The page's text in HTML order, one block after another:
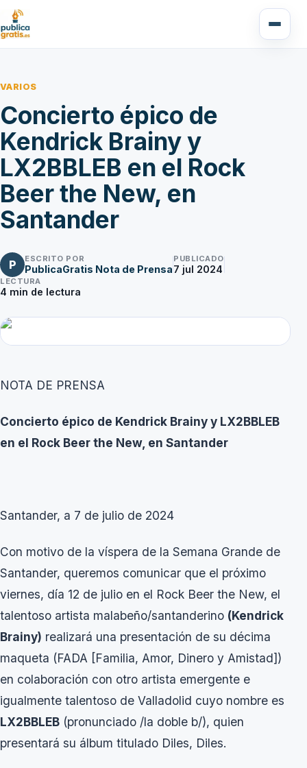
VARIOS
Concierto épico de
Kendrick Brainy y
LX2BBLEB en el Rock
Beer the New, en
Santander
P ESCRITO POR
PublicaGratis Nota de Prensa
PUBLICADO
7 jul 2024
LECTURA
4 min de lectura
NOTA DE PRENSA
Concierto épico de Kendrick Brainy y LX2BBLEB
en el Rock Beer the New, en Santander
Santander, a 7 de julio de 2024
Con motivo de la víspera de la Semana Grande de
Santander, queremos comunicar que el próximo
viernes, día 12 de julio en el Rock Beer the New, el
talentoso artista malabeño/santanderino (Kendrick
Brainy) realizará una presentación de su décima
maqueta (FADA [Familia, Amor, Dinero y Amistad])
en colaboración con otro artista emergente e
igualmente talentoso de Valladolid cuyo nombre es
LX2BBLEB (pronunciado /la doble b/), quien
presentará su álbum titulado Diles, Diles.